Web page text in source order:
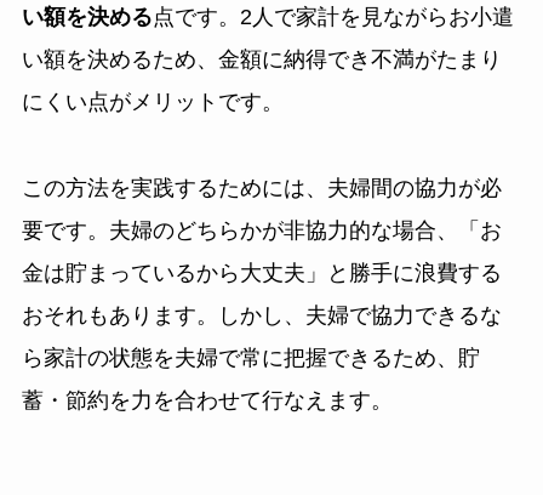
い額を決める点です。2人で家計を見ながらお小遣
い額を決めるため、金額に納得でき不満がたまり
にくい点がメリットです。
この方法を実践するためには、夫婦間の協力が必
要です。夫婦のどちらかが非協力的な場合、「お
金は貯まっているから大丈夫」と勝手に浪費する
おそれもあります。しかし、夫婦で協力できるな
ら家計の状態を夫婦で常に把握できるため、貯
蓄・節約を力を合わせて行なえます。